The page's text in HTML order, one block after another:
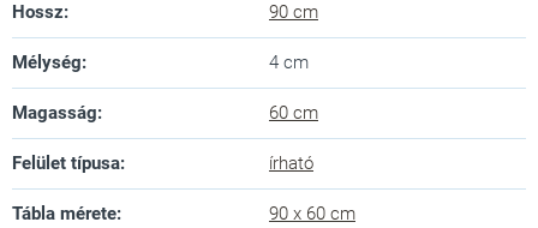
Hossz: 90 cm
Mélység: 4 cm
Magasság: 60 cm
Felület típusa: írható
Tábla mérete: 90 x 60 cm